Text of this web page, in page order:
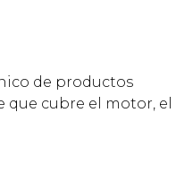
de productos
cubre el motor, el